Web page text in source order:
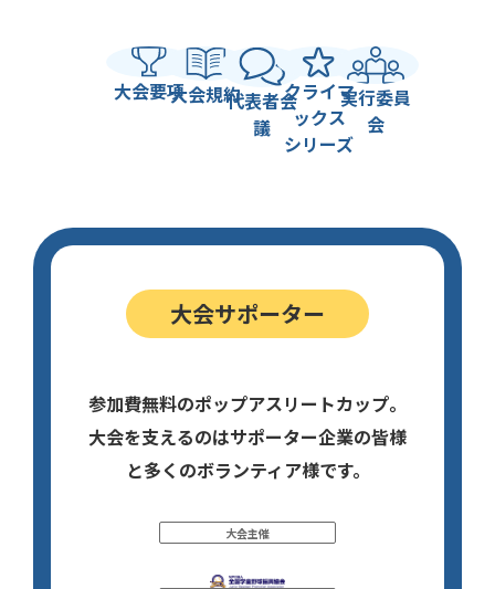
大会要項大会規約代表者会
議
クライマ
ックス
シリーズ
実行委員
会
大会サポーター
参加費無料のポップアスリートカップ。
大会を支えるのはサポーター企業の皆様
と多くのボランティア様です。
大会主催